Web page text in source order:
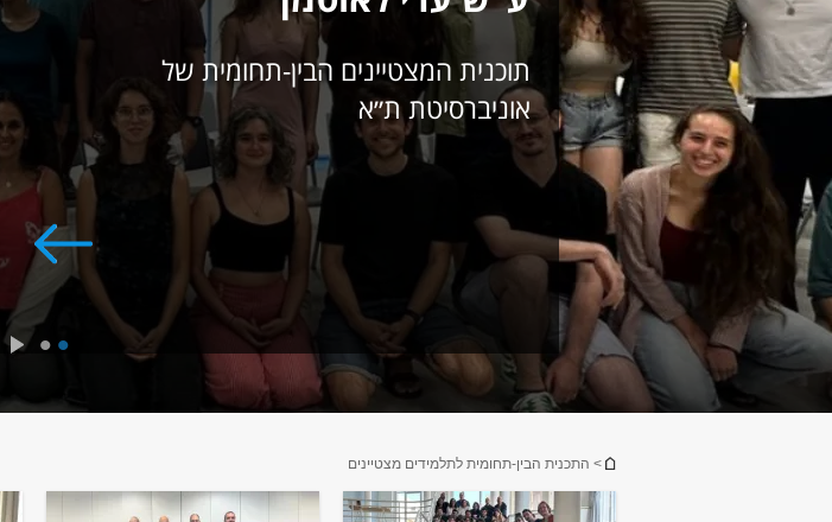
תוכנית המצטיינים הבין-תחומית של
אוניברסיטת ת״א
1
הינך נמצא כאן
> התכנית הבין-תחומית לתלמידים מצטיינים